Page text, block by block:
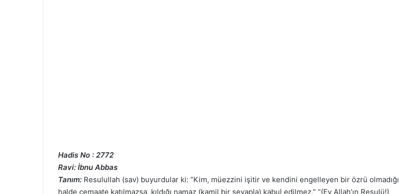
Hadis No : 2772
Ravi: İbnu Abbas
Tanım: Resulullah (sav) buyurdular ki: “Kim, müezzini işitir ve kendini engelleyen bir özrü olmadığı
halde cemaate katılmazsa, kıldığı namaz (kamil bir sevapla) kabul edilmez.” “(Ey Allah’ın Resulü!)